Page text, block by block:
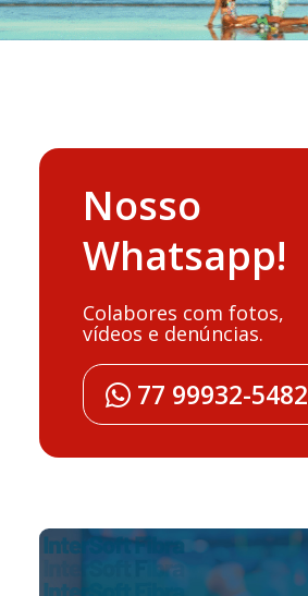
Nosso
Whatsapp!
Colabores com fotos,
vídeos e denúncias.
77 99932-5482